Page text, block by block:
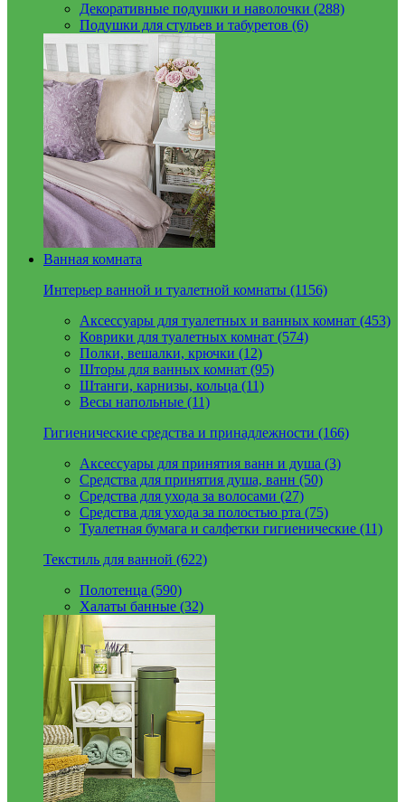
Декоративные подушки и наволочки (288)
Подушки для стульев и табуретов (6)
Ванная комната
Интерьер ванной и туалетной комнаты (1156)
Аксессуары для туалетных и ванных комнат (453)
Коврики для туалетных комнат (574)
Полки, вешалки, крючки (12)
Шторы для ванных комнат (95)
Штанги, карнизы, кольца (11)
Весы напольные (11)
Гигиенические средства и принадлежности (166)
Аксессуары для принятия ванн и душа (3)
Средства для принятия душа, ванн (50)
Средства для ухода за волосами (27)
Средства для ухода за полостью рта (75)
Туалетная бумага и салфетки гигиенические (11)
Текстиль для ванной (622)
Полотенца (590)
Халаты банные (32)